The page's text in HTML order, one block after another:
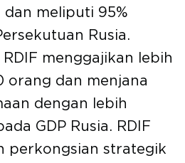
dan meliputi 95%
Rusia.
menggajikan lebih
orang dan menjana
dengan lebih
GDP Rusia. RDIF
perkongsian strategik